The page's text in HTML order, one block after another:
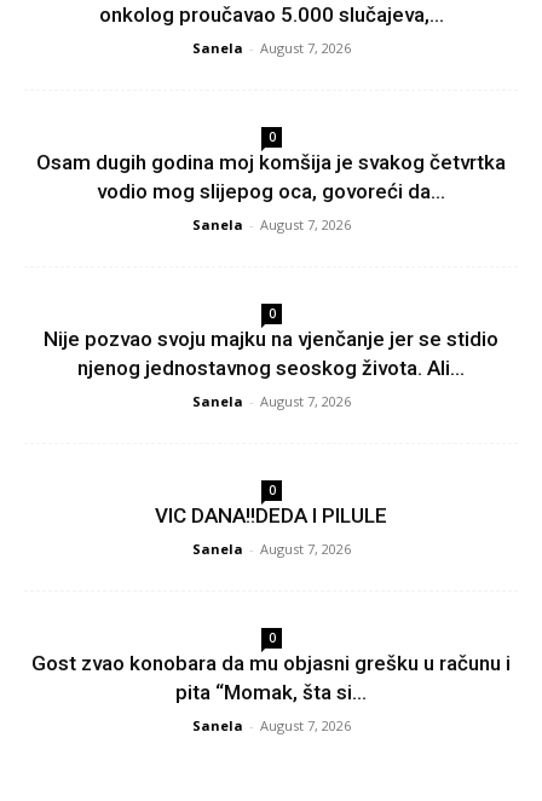
onkolog proučavao 5.000 slučajeva,...
Sanela - August 7, 2026
0
Osam dugih godina moj komšija je svakog četvrtka
vodio mog slijepog oca, govoreći da...
Sanela - August 7, 2026
0
Nije pozvao svoju majku na vjenčanje jer se stidio
njenog jednostavnog seoskog života. Ali...
Sanela - August 7, 2026
0
VIC DANA!!DEDA I PILULE
Sanela - August 7, 2026
0
Gost zvao konobara da mu objasni grešku u računu i
pita “Momak, šta si...
Sanela - August 7, 2026